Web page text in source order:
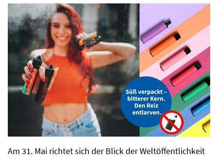
Am 31. Mai richtet sich der Blick der Weltöffentlichkeit